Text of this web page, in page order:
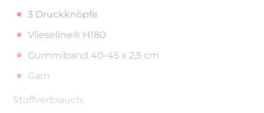
3 Druckknöpfe
Vlieseline® H180
Gummiband 40-45 x 2,5 cm
Garn
Stoffverbrauch: